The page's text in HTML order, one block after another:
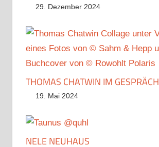
29. Dezember 2024
THOMAS CHATWIN IM GESPRÄCH
19. Mai 2024
NELE NEUHAUS